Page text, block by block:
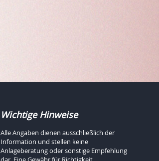
Wichtige Hinweise
Alle Angaben dienen ausschließlich der
Information und stellen keine
Anlageberatung oder sonstige Empfehlung